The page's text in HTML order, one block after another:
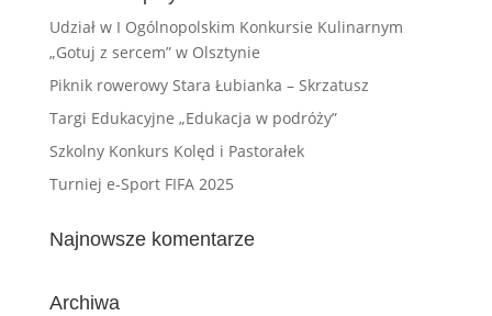
Udział w I Ogólnopolskim Konkursie Kulinarnym
„Gotuj z sercem” w Olsztynie
Piknik rowerowy Stara Łubianka – Skrzatusz
Targi Edukacyjne „Edukacja w podróży”
Szkolny Konkurs Kolęd i Pastorałek
Turniej e-Sport FIFA 2025
Najnowsze komentarze
Archiwa